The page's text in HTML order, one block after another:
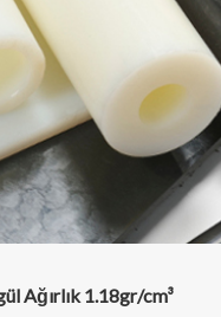
Ağırlık 1.18gr/cm³